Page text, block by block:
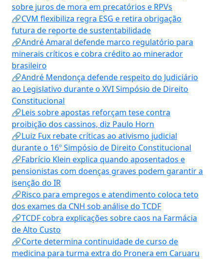
sobre juros de mora em precatórios e RPVs
🔗CVM flexibiliza regra ESG e retira obrigação
futura de reporte de sustentabilidade
🔗André Amaral defende marco regulatório para
minerais críticos e cobra crédito ao minerador
brasileiro
🔗André Mendonça defende respeito do Judiciário
ao Legislativo durante o XVI Simpósio de Direito
Constitucional
🔗Leis sobre apostas reforçam tese contra
proibição dos cassinos, diz Paulo Horn
🔗Luiz Fux rebate críticas ao ativismo judicial
durante o 16º Simpósio de Direito Constitucional
🔗Fabrício Klein explica quando aposentados e
pensionistas com doenças graves podem garantir a
isenção do IR
🔗Risco para empregos e atendimento coloca teto
dos exames da CNH sob análise do TCDF
🔗TCDF cobra explicações sobre caos na Farmácia
de Alto Custo
🔗Corte determina continuidade de curso de
medicina para turma extra do Pronera em Caruaru